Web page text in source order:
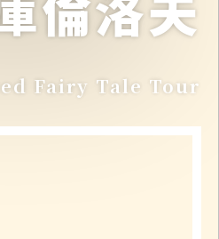
Fairy Tale Tour